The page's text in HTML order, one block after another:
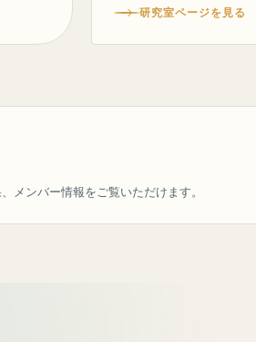
研究室ページを見る
メンバー情報をご覧いただけます。